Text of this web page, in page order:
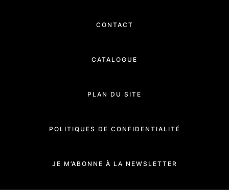
CONTACT
CATALOGUE
PLAN DU SITE
POLITIQUES DE CONFIDENTIALITÉ
JE M’ABONNE À LA NEWSLETTER